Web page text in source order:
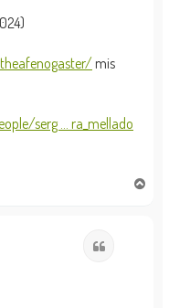
mis
serg ... ra_mellado